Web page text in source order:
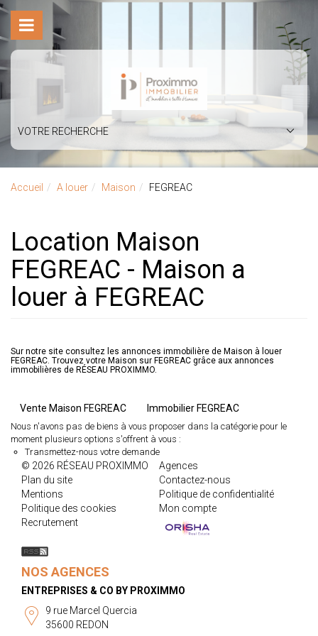
VOTRE RECHERCHE
Accueil A louer Maison FEGREAC
Location Maison
FEGREAC - Maison a
louer à FEGREAC
Sur notre site consultez les annonces immobilière de Maison à louer
FEGREAC. Trouvez votre Maison sur FEGREAC grâce aux annonces
immobilières de RÉSEAU PROXIMMO.
Vente Maison FEGREAC Immobilier FEGREAC
Nous n'avons pas de biens à vous proposer dans la catégorie pour le
moment plusieurs options s'offrent à vous :
Transmettez-nous votre demande
© 2026 RÉSEAU PROXIMMO
Agences
Plan du site
Contactez-nous
Mentions
Politique de confidentialité
Politique des cookies
Mon compte
Recrutement
NOS AGENCES
ENTREPRISES & CO BY PROXIMMO
9 rue Marcel Quercia
35600 REDON